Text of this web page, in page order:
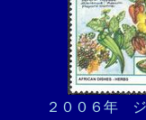
２００６年